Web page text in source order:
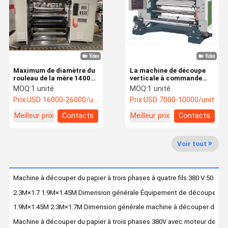
Visite De
L'usine
Contrôle De
La Qualité
Nous
Nouvelles
Machine à découper verticalement
machine à découper horizontalement
Machine à découper les boucles de surface
Machine à découper des rubans
Découpeuse croisée
La machine de découpe
verticale à commande
manuelle est utilisée pour
découper des rouleaux de
papier 0 - 200 m/min
MOQ:1 unité
Prix:USD 7000-10000/unit
Meilleur prix
Contacts
Maximum de diamètre du
rouleau de la mère 1400
mm Machine à découper
du papier kraft à grande
vitesse Min largeur du
rouleau fini 30 mm
MOQ:1 unité
Prix:USD 16000-26000/unit
Meilleur prix
Contacts
Voir tout
Machine à découper du papier à trois phases à quatre fils 380 V 50 Hz
2.3M×1.7 1.9M×1.45M Dimension générale Équipement de découpe
1.9M×1.45M 2.3M×1.7M Dimension générale machine à découper du
Machine à découper du papier à trois phases 380V avec moteur de 2,2